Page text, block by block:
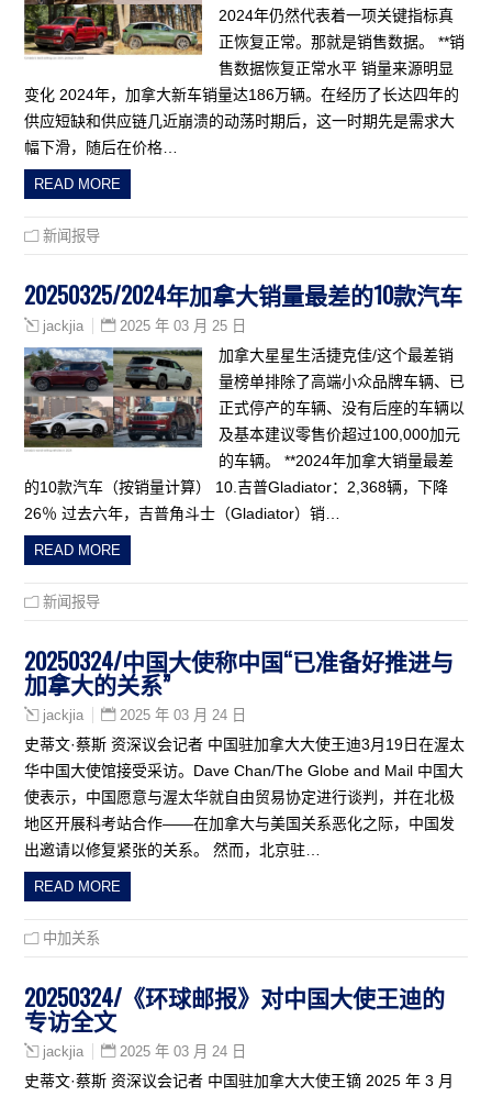
2024年仍然代表着一项关键指标真
正恢复正常。那就是销售数据。 **销
售数据恢复正常水平 销量来源明显
变化 2024年，加拿大新车销量达186万辆。在经历了长达四年的
供应短缺和供应链几近崩溃的动荡时期后，这一时期先是需求大
幅下滑，随后在价格…
READ MORE
新闻报导
20250325/2024年加拿大销量最差的10款汽车
jackjia 2025 年 03 月 25 日
加拿大星星生活捷克佳/这个最差销
量榜单排除了高端小众品牌车辆、已
正式停产的车辆、没有后座的车辆以
及基本建议零售价超过100,000加元
的车辆。 **2024年加拿大销量最差
的10款汽车（按销量计算） 10.吉普Gladiator：2,368辆，下降
26％ 过去六年，吉普角斗士（Gladiator）销…
READ MORE
新闻报导
20250324/中国大使称中国“已准备好推进与
加拿大的关系”
jackjia 2025 年 03 月 24 日
史蒂文·蔡斯 资深议会记者 中国驻加拿大大使王迪3月19日在渥太
华中国大使馆接受采访。Dave Chan/The Globe and Mail 中国大
使表示，中国愿意与渥太华就自由贸易协定进行谈判，并在北极
地区开展科考站合作——在加拿大与美国关系恶化之际，中国发
出邀请以修复紧张的关系。 然而，北京驻…
READ MORE
中加关系
20250324/《环球邮报》对中国大使王迪的
专访全文
jackjia 2025 年 03 月 24 日
史蒂文·蔡斯 资深议会记者 中国驻加拿大大使王镝 2025 年 3 月